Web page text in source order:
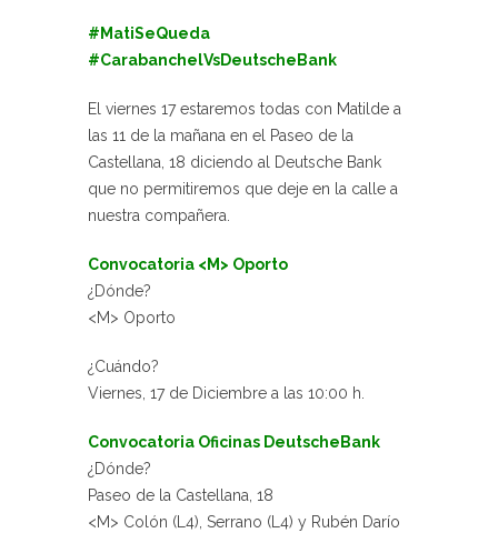
#MatiSeQueda
#CarabanchelVsDeutscheBank
El viernes 17 estaremos todas con Matilde a
las 11 de la mañana en el Paseo de la
Castellana, 18 diciendo al Deutsche Bank
que no permitiremos que deje en la calle a
nuestra compañera.
Convocatoria <M> Oporto
¿Dónde?
<M> Oporto
¿Cuándo?
Viernes, 17 de Diciembre a las 10:00 h.
Convocatoria Oficinas DeutscheBank
¿Dónde?
Paseo de la Castellana, 18
<M> Colón (L4), Serrano (L4) y Rubén Darío